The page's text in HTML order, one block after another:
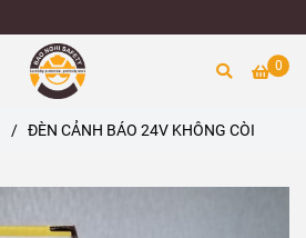
0
/ ĐÈN CẢNH BÁO 24V KHÔNG CÒI